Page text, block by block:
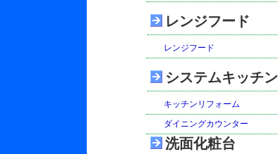
レンジフード
レンジフード
システムキッチン
キッチンリフォーム
ダイニングカウンター
洗面化粧台